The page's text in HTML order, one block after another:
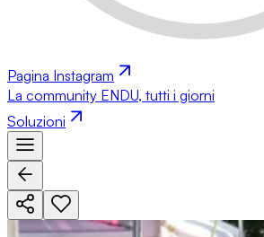
Pagina Instagram
La community ENDU, tutti i giorni
Soluzioni